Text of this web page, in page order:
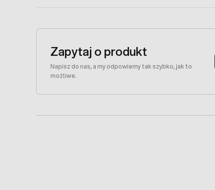
Zapytaj o produkt
Napisz do nas, a my odpowiemy tak szybko, jak to
możliwe.